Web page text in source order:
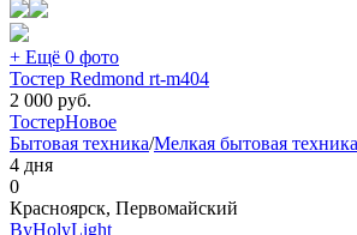
+ Ещё 0 фото
Тостер Redmond rt-m404
2 000 руб.
ТостерНовое
Бытовая техника/Мелкая бытовая техника
4 дня
0
Красноярск, Первомайский
ByHolyLight